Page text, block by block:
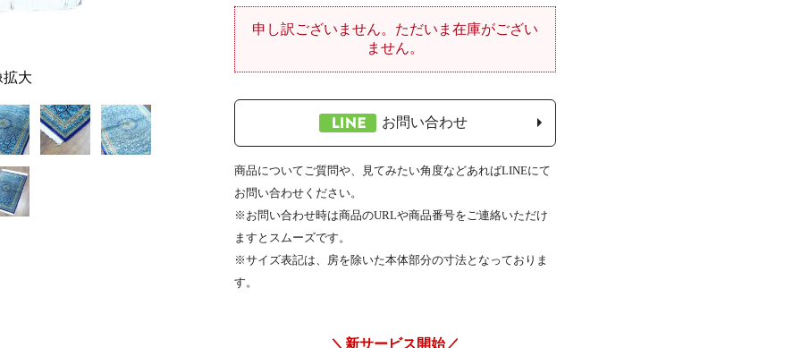
拡大
申し訳ございません。ただいま在庫がござい
ません。
お問い合わせ
商品についてご質問や、見てみたい角度などあればLINEにて
お問い合わせください。
※お問い合わせ時は商品のURLや商品番号をご連絡いただけ
ますとスムーズです。
※サイズ表記は、房を除いた本体部分の寸法となっておりま
す。
＼新サービス開始／